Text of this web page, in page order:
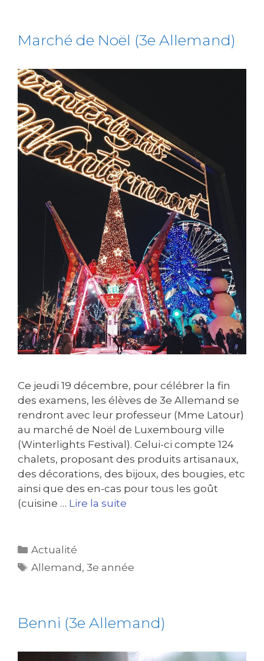
Marché de Noël (3e Allemand)
Ce jeudi 19 décembre, pour célébrer la fin
des examens, les élèves de 3e Allemand se
rendront avec leur professeur (Mme Latour)
au marché de Noël de Luxembourg ville
(Winterlights Festival). Celui-ci compte 124
chalets, proposant des produits artisanaux,
des décorations, des bijoux, des bougies, etc
ainsi que des en-cas pour tous les goût
(cuisine … Lire la suite
Actualité
Allemand,3e année
Benni (3e Allemand)